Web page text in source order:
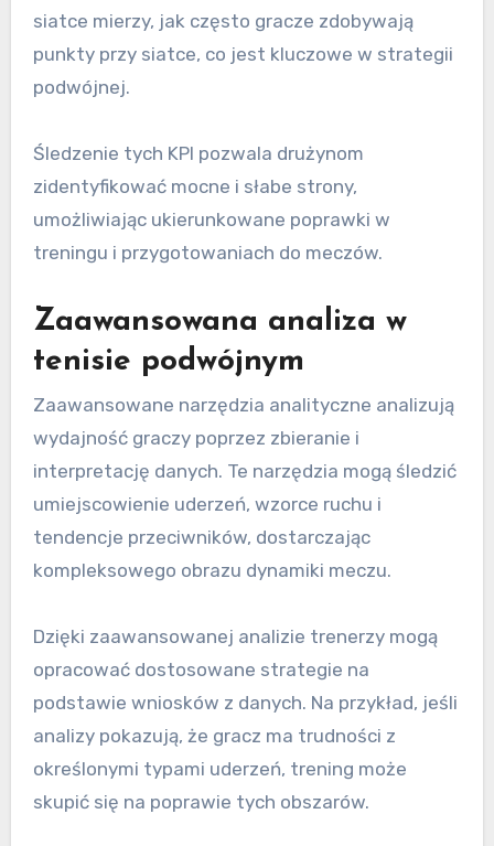
siatce mierzy, jak często gracze zdobywają
punkty przy siatce, co jest kluczowe w strategii
podwójnej.
Śledzenie tych KPI pozwala drużynom
zidentyfikować mocne i słabe strony,
umożliwiając ukierunkowane poprawki w
treningu i przygotowaniach do meczów.
Zaawansowana analiza w
tenisie podwójnym
Zaawansowane narzędzia analityczne analizują
wydajność graczy poprzez zbieranie i
interpretację danych. Te narzędzia mogą śledzić
umiejscowienie uderzeń, wzorce ruchu i
tendencje przeciwników, dostarczając
kompleksowego obrazu dynamiki meczu.
Dzięki zaawansowanej analizie trenerzy mogą
opracować dostosowane strategie na
podstawie wniosków z danych. Na przykład, jeśli
analizy pokazują, że gracz ma trudności z
określonymi typami uderzeń, trening może
skupić się na poprawie tych obszarów.